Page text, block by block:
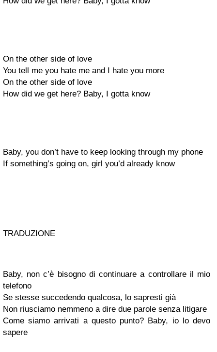
On the other side of love
You tell me you hate me and I hate you more
On the other side of love
How did we get here? Baby, I gotta know
Baby, you don’t have to keep looking through my phone
If something’s going on, girl you’d already know
TRADUZIONE
Baby, non c’è bisogno di continuare a controllare il mio
telefono
Se stesse succedendo qualcosa, lo sapresti già
Non riusciamo nemmeno a dire due parole senza litigare
Come siamo arrivati a questo punto? Baby, io lo devo
sapere